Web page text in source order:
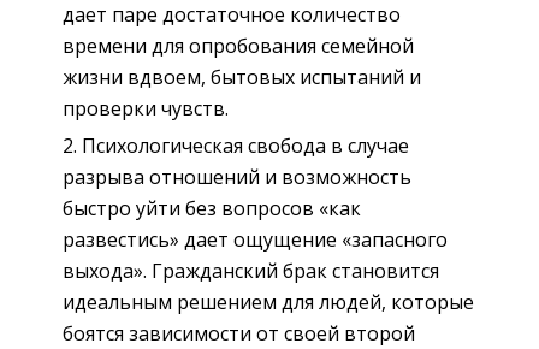
дает паре достаточное количество
времени для опробования семейной
жизни вдвоем, бытовых испытаний и
проверки чувств.
Психологическая свобода в случае
разрыва отношений и возможность
быстро уйти без вопросов «как
развестись» дает ощущение «запасного
выхода». Гражданский брак становится
идеальным решением для людей, которые
боятся зависимости от своей второй